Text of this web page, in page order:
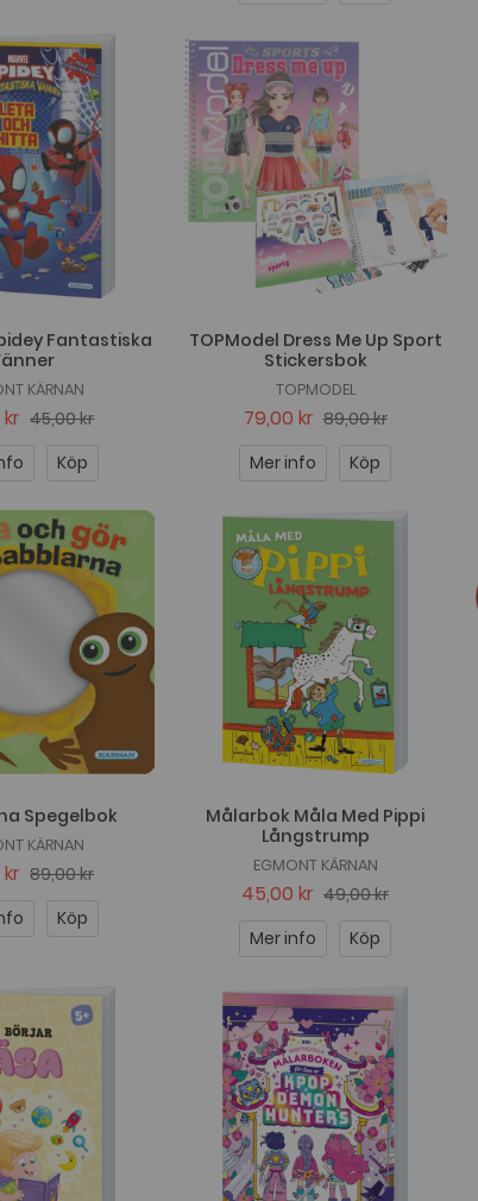
Fantastiska
KÄRNAN
45,00 kr
Köp
TOPModel Dress Me Up Sport
Stickersbok
TOPMODEL
79,00 kr 89,00 kr
Mer info
Köp
Spegelbok
KÄRNAN
89,00 kr
Köp
Målarbok Måla Med Pippi
Långstrump
EGMONT KÄRNAN
45,00 kr 49,00 kr
Mer info
Köp